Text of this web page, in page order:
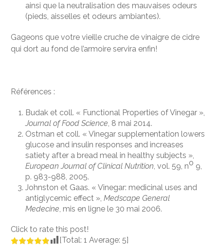
ainsi que la neutralisation des mauvaises odeurs
(pieds, aisselles et odeurs ambiantes).
Gageons que votre vieille cruche de vinaigre de cidre
qui dort au fond de l’armoire servira enfin!
Références :
Budak et coll. « Functional Properties of Vinegar »,
Journal of Food Science , 8 mai 2014.
Ostman et coll. « Vinegar supplementation lowers
glucose and insulin responses and increases
satiety after a bread meal in healthy subjects »,
European Journal of Clinical Nutrition , vol. 59, no 9,
p. 983-988, 2005.
Johnston et Gaas. « Vinegar: medicinal uses and
antiglycemic effect »,Medscape General
Medecine , mis en ligne le 30 mai 2006.
Click to rate this post!
[Total:1 Average:5]